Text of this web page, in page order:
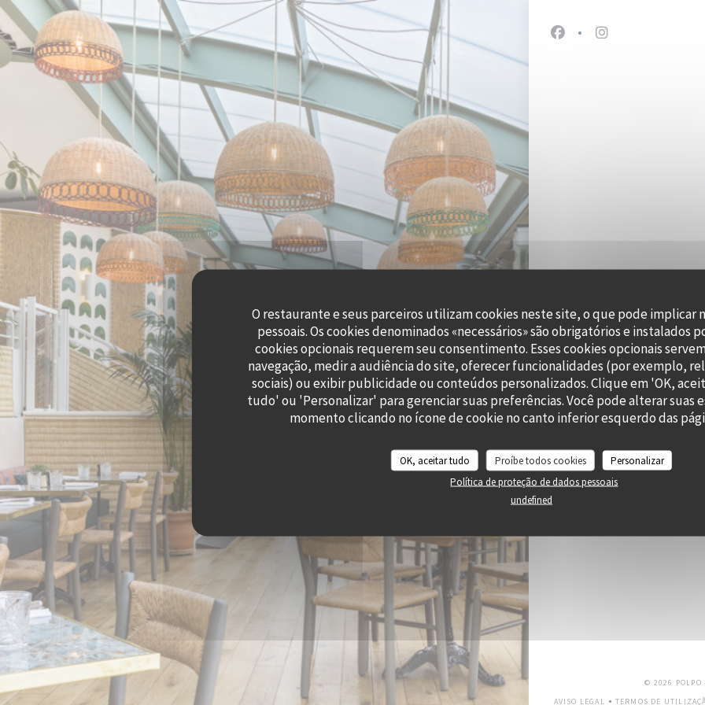
Painel de Gerenciamento de Cookies
O restaurante e seus parceiros utilizam cookies neste site, o que pode implicar
pessoais. Os cookies denominados «necessários» são obrigatórios e instalados
cookies opcionais requerem seu consentimento. Esses cookies opcionais
navegação, medir a audiência do site, oferecer funcionalidades (por exemplo,
sociais) ou exibir publicidade ou conteúdos personalizados. Clique em 'OK,
tudo' ou 'Personalizar' para gerenciar suas preferências. Você pode alterar suas
momento clicando no ícone de cookie no canto inferior esquerdo das
OK, aceitar tudo Proíbe todos cookies
Personalizar
Política de proteção de dados pessoais
undefined
Facebook ((abre numa
Instagram ((abre
47,
Subscrever a nossa
© 2026 POLPO
AVISO LEGAL
TERMOS DE